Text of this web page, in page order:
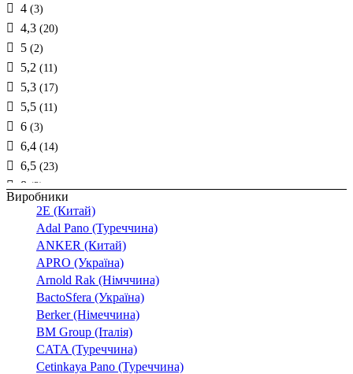
95(1)
120(1)
150
185(1)
240(1)
6-10(6)
4 (3)
4,3 (20)
5 (2)
5,2 (11)
5,3 (17)
5,5 (11)
6 (3)
6,4 (14)
6,5 (23)
8 (2)
8,4(30)
(2)
(10)
10,2(3)
10,3(2)
10,4(2)
10,5(20)
12,4 (2)
12,9(4)
Виробники
2E (Китай)
Adal Pano (Туреччина)
ANKER (Китай)
APRO (Україна)
Arnold Rak (Німччина)
BactoSfera (Україна)
Berker (Німеччина)
BM Group (Італія)
CATA (Туреччина)
Cetinkaya Pano (Туреччина)